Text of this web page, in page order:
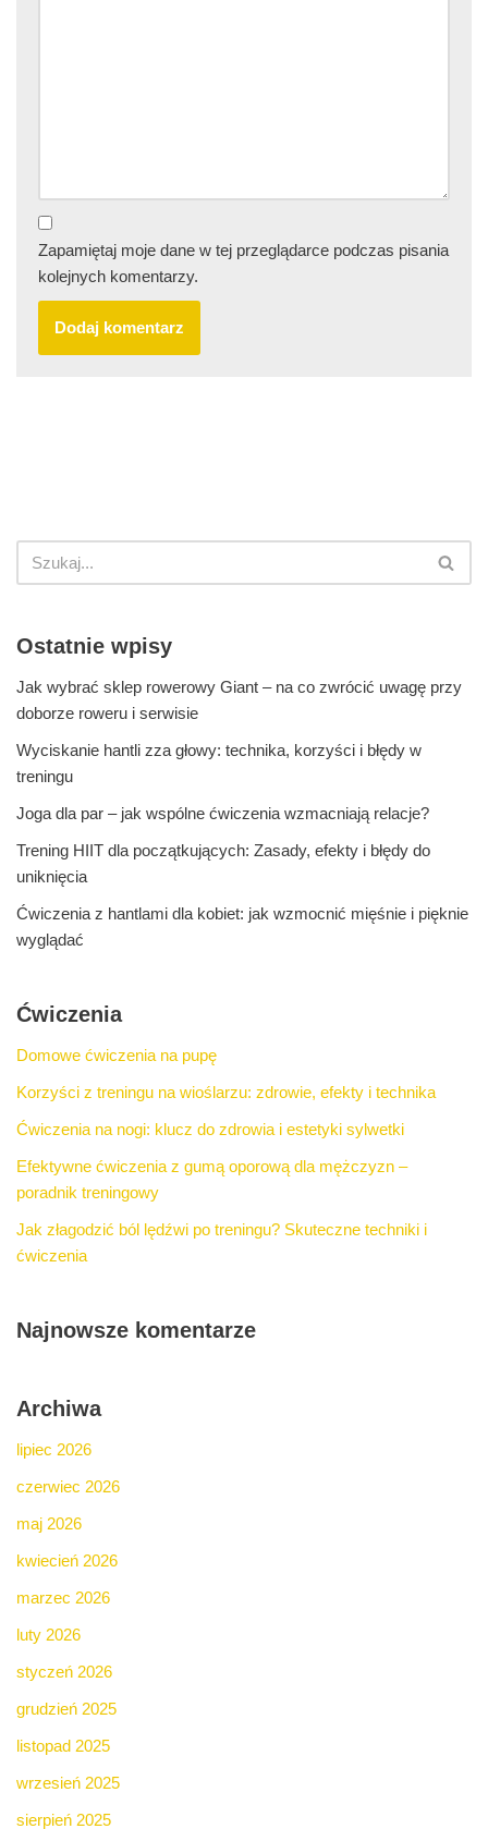
Zapamiętaj moje dane w tej przeglądarce podczas pisania
kolejnych komentarzy.
Ostatnie wpisy
Jak wybrać sklep rowerowy Giant – na co zwrócić uwagę przy
doborze roweru i serwisie
Wyciskanie hantli zza głowy: technika, korzyści i błędy w
treningu
Joga dla par – jak wspólne ćwiczenia wzmacniają relacje?
Trening HIIT dla początkujących: Zasady, efekty i błędy do
uniknięcia
Ćwiczenia z hantlami dla kobiet: jak wzmocnić mięśnie i pięknie
wyglądać
Ćwiczenia
Domowe ćwiczenia na pupę
Korzyści z treningu na wioślarzu: zdrowie, efekty i technika
Ćwiczenia na nogi: klucz do zdrowia i estetyki sylwetki
Efektywne ćwiczenia z gumą oporową dla mężczyzn –
poradnik treningowy
Jak złagodzić ból lędźwi po treningu? Skuteczne techniki i
ćwiczenia
Najnowsze komentarze
Archiwa
lipiec 2026
czerwiec 2026
maj 2026
kwiecień 2026
marzec 2026
luty 2026
styczeń 2026
grudzień 2025
listopad 2025
wrzesień 2025
sierpień 2025